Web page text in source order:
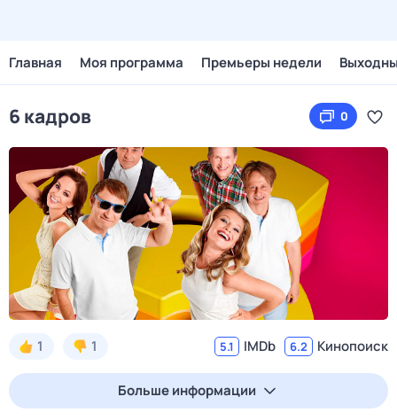
Главная Моя программа Премьеры недели
6 кадров 0
1 1 5.1 IMDb 6.2 Кинопоиск
Больше информации